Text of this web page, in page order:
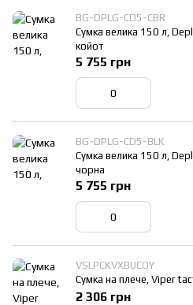
BG-DPLG-CD5-CBR
Сумка велика 150 л,
койот
5 755 грн
BG-DPLG-CD5-BLK
Сумка велика 150 л,
чорна
5 755 грн
VSLPCKVXBUCOY
Сумка на плече, Viper
2 306 грн